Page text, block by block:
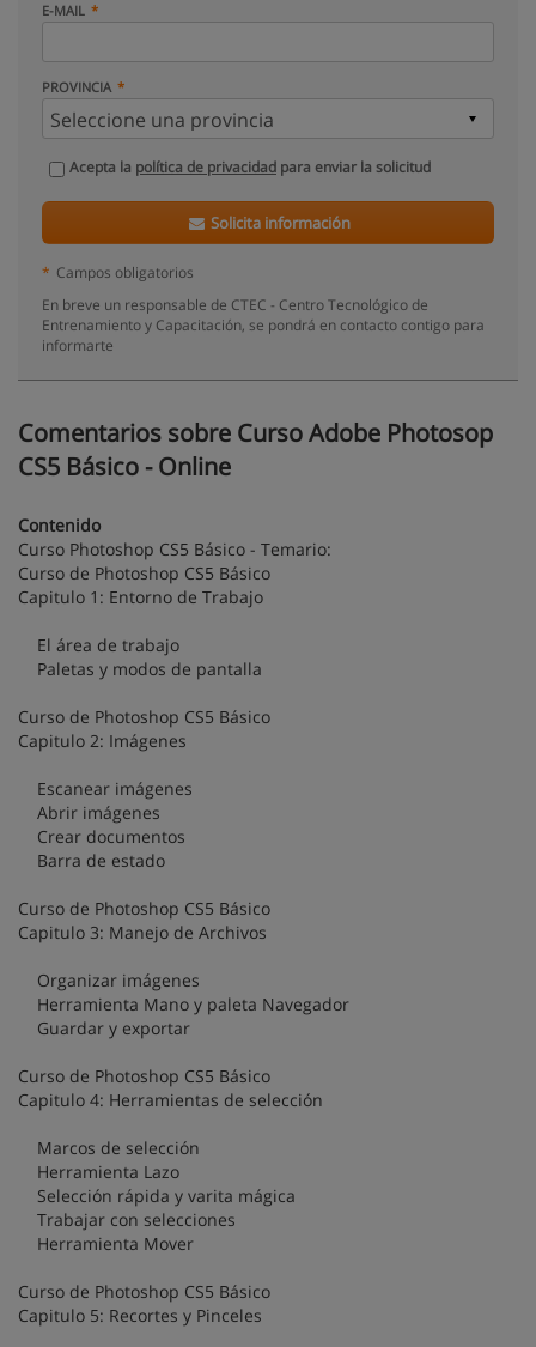
E-MAIL
PROVINCIA
Acepta la política de privacidad para enviar la solicitud
Solicita información
* Campos obligatorios
En breve un responsable de CTEC - Centro Tecnológico de
Entrenamiento y Capacitación, se pondrá en contacto contigo para
informarte
Comentarios sobre Curso Adobe Photosop
CS5 Básico - Online
Contenido
Curso Photoshop CS5 Básico - Temario:
Curso de Photoshop CS5 Básico
Capitulo 1: Entorno de Trabajo
El área de trabajo
Paletas y modos de pantalla
Curso de Photoshop CS5 Básico
Capitulo 2: Imágenes
Escanear imágenes
Abrir imágenes
Crear documentos
Barra de estado
Curso de Photoshop CS5 Básico
Capitulo 3: Manejo de Archivos
Organizar imágenes
Herramienta Mano y paleta Navegador
Guardar y exportar
Curso de Photoshop CS5 Básico
Capitulo 4: Herramientas de selección
Marcos de selección
Herramienta Lazo
Selección rápida y varita mágica
Trabajar con selecciones
Herramienta Mover
Curso de Photoshop CS5 Básico
Capitulo 5: Recortes y Pinceles